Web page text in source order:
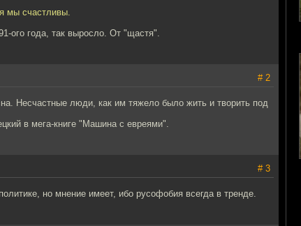
мы счастливы.
ого года, так выросло. От "щастя".
# 2
Несчастные люди, как им тяжело было жить и творить под
в мега-книге "Машина с евреями".
# 3
но мнение имеет, ибо русофобия всегда в тренде.